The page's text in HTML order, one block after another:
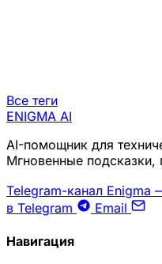
Все теги
ENIGMA AI
AI-помощник для
Мгновенные подсказки,
Telegram-канал Enigma
в Telegram
Email
Навигация